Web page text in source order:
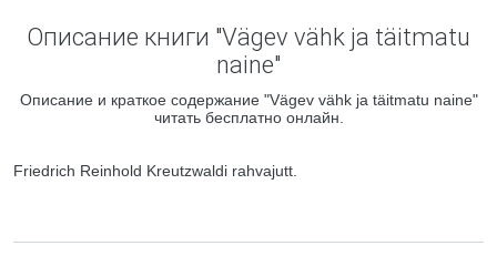
Описание книги "Vägev vähk ja täitmatu
naine"
Описание и краткое содержание "Vägev vähk ja täitmatu naine"
читать бесплатно онлайн.
Friedrich Reinhold Kreutzwaldi rahvajutt.